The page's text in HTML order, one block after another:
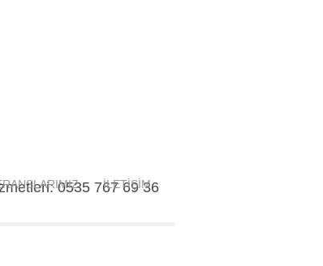
İLETİŞİM
0535 767 69 36